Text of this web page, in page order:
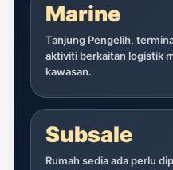
Marine
Tanjung Pengelih,
aktiviti berkaitan logistik
kawasan.
Subsale
Rumah sedia ada perlu